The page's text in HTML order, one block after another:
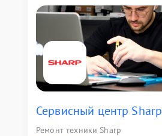
Сервисный центр Sharp
Ремонт техники Sharp